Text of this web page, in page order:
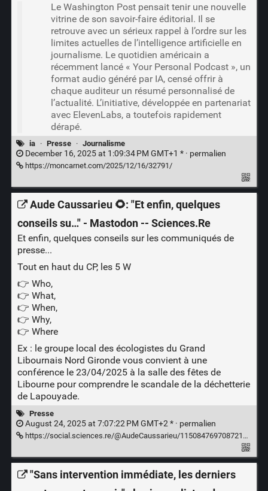
Le Washington Post pensait tenir une nouvelle
vitrine de son savoir-faire éditorial. Il se
retrouve avec un sérieux rappel à l’ordre sur les
limites actuelles de l’intelligence artificielle en
journalisme. Le quotidien américain a
récemment lancé « Your Personal Podcast », un
format audio généré par IA, censé offrir à
chaque auditeur un résumé personnalisé de
l’actualité. L’initiative, développée en partenariat
avec ElevenLabs, a toutefois rapidement
dérapé.
ia · Presse · Journalisme
December 16, 2025 at 1:09:34 PM GMT+1 * · permalien
https://moncarnet.com/2025/12/16/32791/
Aude Caussarieu 🌻: "Et enfin, quelques
conseils su…" - Mastodon -- Sciences.Re
Et enfin, quelques conseils sur les communiqués de
presse...
Tout en haut du CP, les 5 W
👉 Who,
👉 What,
👉 When,
👉 Why,
👉 Where
Ex : le groupe local des écologistes du Grand
Libournais Nord Gironde vous convient à une
conférence le 23/04/2025 à la salle des fêtes de
Libourne pour comprendre le scandale de la déchetterie
de Lapouyade.
Presse
August 24, 2025 at 7:07:22 PM GMT+2 * · permalien
https://social.sciences.re/@AudeCaussarieu/115084769708721590
"Sans intervention immédiate, les derniers